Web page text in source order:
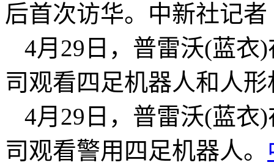
后首次访华。中新社记者
4月29日，普雷沃(蓝衣
司观看四足机器人和人
4月29日，普雷沃(蓝衣
司观看警用四足机器人。